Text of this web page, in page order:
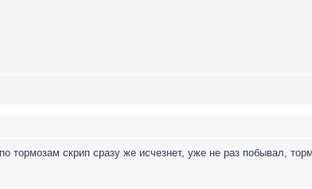
тормозам скрип сразу же исчезнет, уже не раз побывал,